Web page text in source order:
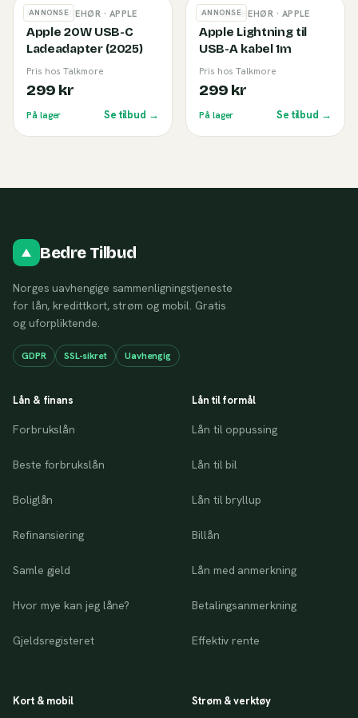
ANNONSE
MOBILTILBEHØR · APPLE
Apple 20W USB-C
Ladeadapter (2025)
Pris hos Talkmore
299 kr
På lager Se tilbud →
ANNONSE
MOBILTILBEHØR · APPLE
Apple Lightning til
USB-A kabel 1m
Pris hos Talkmore
299 kr
På lager Se tilbud →
Bedre Tilbud
Norges uavhengige sammenligningstjeneste
for lån, kredittkort, strøm og mobil. Gratis
og uforpliktende.
GDPR SSL-sikret Uavhengig
Lån & finans
Forbrukslån
Beste forbrukslån
Boliglån
Refinansiering
Samle gjeld
Hvor mye kan jeg låne?
Gjeldsregisteret
Lån til formål
Lån til oppussing
Lån til bil
Lån til bryllup
Billån
Lån med anmerkning
Betalingsanmerkning
Effektiv rente
Kort & mobil Strøm & verktøy